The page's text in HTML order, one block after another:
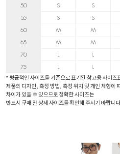
50
S S
55
S S
60
M M
65
M M
70
L L
75
L L
* 평균적인 사이즈를 기준으로 표기된 참고용 사이즈
제품의 디자인, 측정 방법, 측정 위치 및 개인 체형에
차이가 있을 수 있으므로 정확한 사이즈는
반드시 구매 전 상세 사이즈를 확인해 주시기 바랍니